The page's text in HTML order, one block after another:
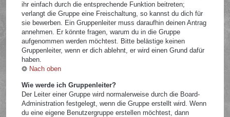
ihr einfach durch die entsprechende Funktion beitreten;
verlangt die Gruppe eine Freischaltung, so kannst du dich für
sie bewerben. Ein Gruppenleiter muss daraufhin deinen Antrag
annehmen. Er könnte fragen, warum du in die Gruppe
aufgenommen werden möchtest. Bitte belästige keinen
Gruppenleiter, wenn er dich ablehnt, er wird einen Grund dafür
haben.
Nach oben
Wie werde ich Gruppenleiter?
Der Leiter einer Gruppe wird normalerweise durch die Board-
Administration festgelegt, wenn die Gruppe erstellt wird. Wenn
du eine eigene Benutzergruppe erstellen möchtest, dann